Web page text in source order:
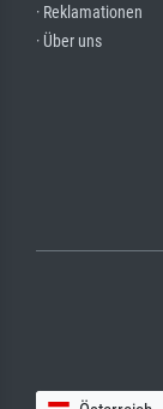
· Reklamationen
· Über uns